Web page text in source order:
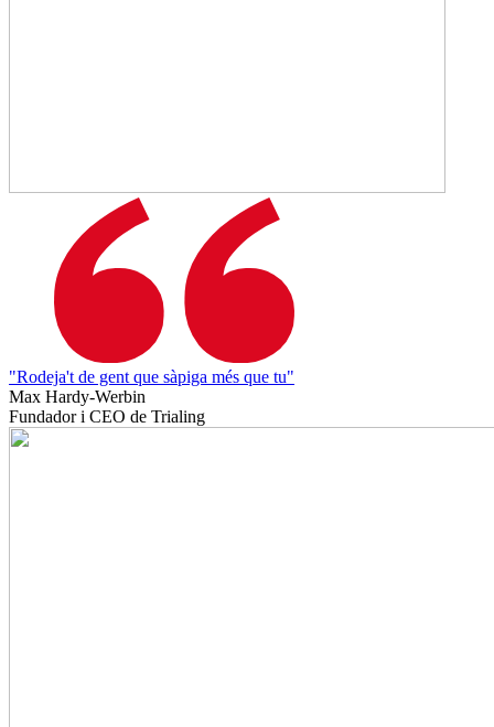
"Rodeja't de gent que sàpiga més que tu"
Max Hardy-Werbin
Fundador i CEO de Trialing